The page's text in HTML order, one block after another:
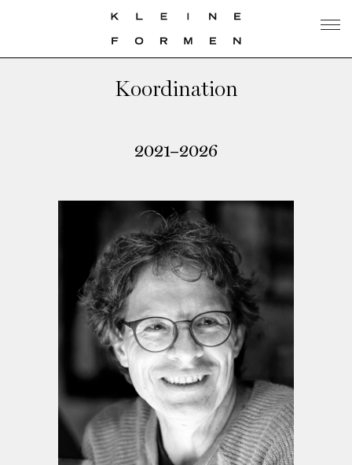
Koordination
2021–2026